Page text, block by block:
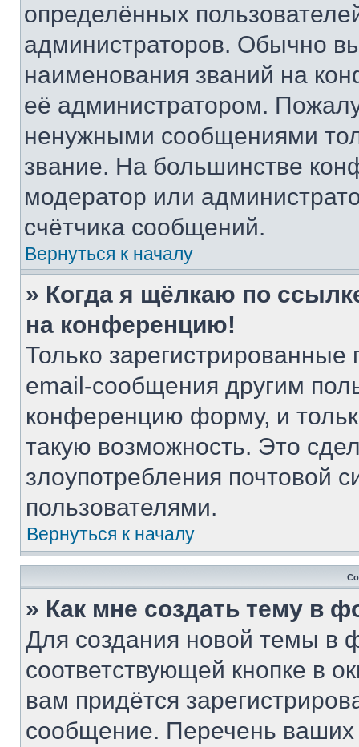
определённых
администраторов. Обычно
наименования званий на
её администратором.
ненужными сообщениями
звание. На большинстве
модератор или
счётчика сообщений.
Вернуться к началу
» Когда я щёлкаю по
на конференцию!
Только зарегистрированные
email-сообщения другим
конференцию форму, и
такую возможность. Это
злоупотребления почтовой
пользователями.
Вернуться к началу
» Как мне создать тему в
Для создания новой темы в
соответствующей кнопке в
вам придётся
сообщение. Перечень ваших